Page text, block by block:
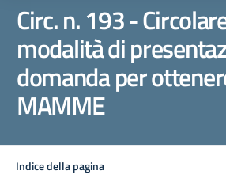
Circ. n. 193 -
modalità di
domanda per
MAMME
Indice della pagina